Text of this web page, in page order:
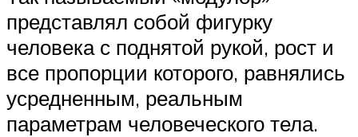
представлял собой фигурку
человека с поднятой рукой, рост и
все пропорции которого, равнялись
усредненным, реальным
параметрам человеческого тела.